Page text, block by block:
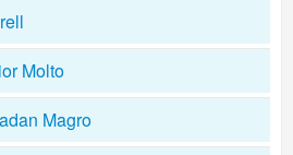
Molto
Magro